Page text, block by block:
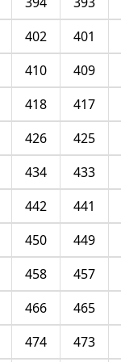
401
402
409
410
417
418
425
426
433
434
441
442
449
450
457
458
465
466
473
474